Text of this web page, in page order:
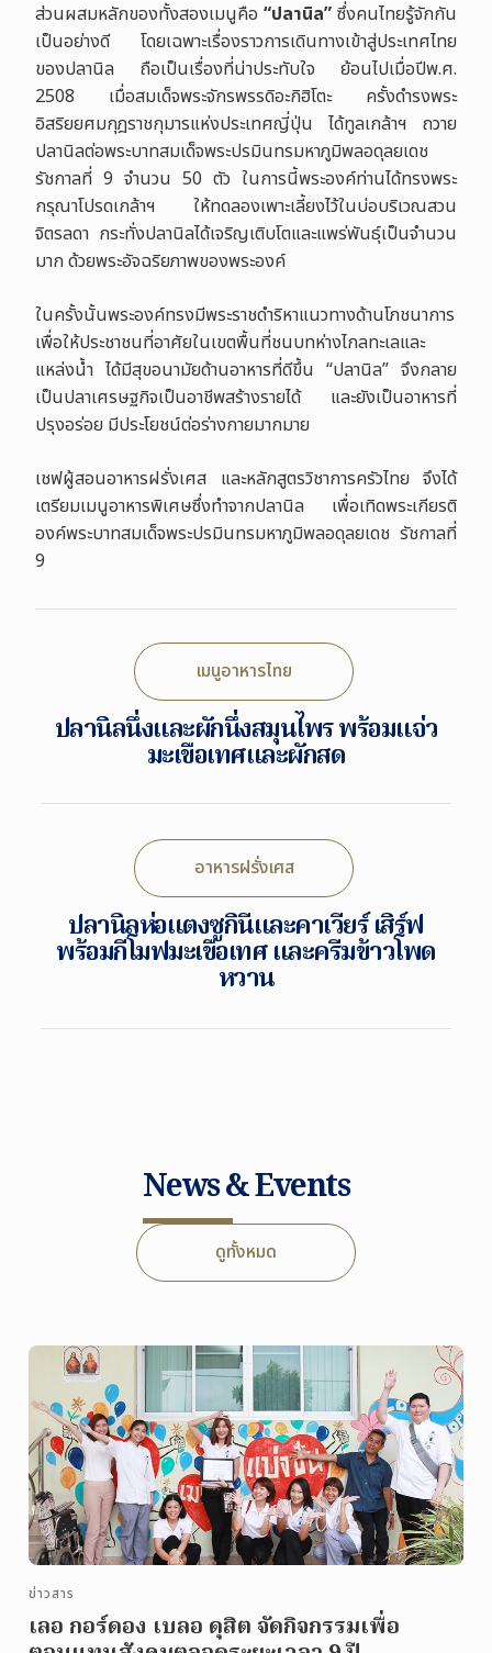
ส่วนผสมหลักของทั้งสองเมนูคือ “ปลานิล” ซึ่งคนไทยรู้จักกัน
เป็นอย่างดี โดยเฉพาะเรื่องราวการเดินทางเข้าสู่ประเทศไทย
ของปลานิล ถือเป็นเรื่องที่น่าประทับใจ ย้อนไปเมื่อปีพ.ศ.
2508 เมื่อสมเด็จพระจักรพรรดิอะกิฮิโตะ ครั้งดำรงพระ
อิสริยยศมกุฎราชกุมารแห่งประเทศญี่ปุ่น ได้ทูลเกล้าฯ ถวาย
ปลานิลต่อพระบาทสมเด็จพระปรมินทรมหาภูมิพลอดุลยเดช
รัชกาลที่ 9 จำนวน 50 ตัวในการนี้พระองค์ท่านได้ทรงพระ
กรุณาโปรดเกล้าฯ ให้ทดลองเพาะเลี้ยงไว้ในบ่อบริเวณสวน
จิตรลดา กระทั่งปลานิลได้เจริญเติบโตและแพร่พันธุ์เป็นจำนวน
มาก ด้วยพระอัจฉริยภาพของพระองค์
ในครั้งนั้นพระองค์ทรงมีพระราชดำริหาแนวทางด้านโภชนาการ
เพื่อให้ประชาชนที่อาศัยในเขตพื้นที่ชนบทห่างไกลทะเลและ
แหล่งน้ำ ได้มีสุขอนามัยด้านอาหารที่ดีขึ้น “ปลานิล” จึงกลาย
เป็นปลาเศรษฐกิจเป็นอาชีพสร้างรายได้ และยังเป็นอาหารที่
ปรุงอร่อย มีประโยชน์ต่อร่างกายมากมาย
เชฟผู้สอนอาหารฝรั่งเศส และหลักสูตรวิชาการครัวไทย จึงได้
เตรียมเมนูอาหารพิเศษซึ่งทำจากปลานิล เพื่อเทิดพระเกียรติ
องค์พระบาทสมเด็จพระปรมินทรมหาภูมิพลอดุลยเดช รัชกาลที่
9
เมนูอาหารไทย
ปลานิลนึ่งและผักนึ่งสมุนไพร พร้อมแจ่ว
มะเขือเทศและผักสด
อาหารฝรั่งเศส
ปลานิลห่อแตงซูกินีและคาเวียร์ เสิร์ฟ
พร้อมกีโมฟมะเขือเทศ และครีมข้าวโพด
หวาน
News & Events
ดูทั้งหมด
ข่าวสาร
เลอ กอร์ดอง เบลอ ดุสิต จัดกิจกรรมเพื่อ